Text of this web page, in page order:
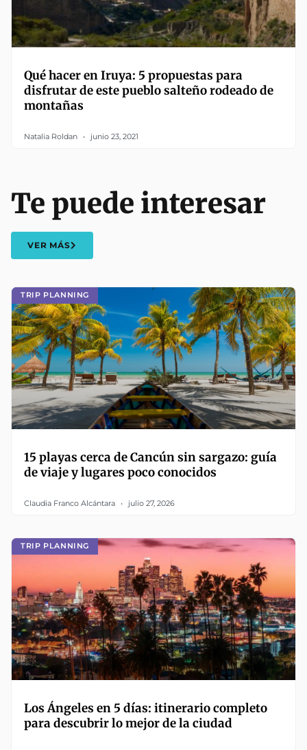
Qué hacer en Iruya: 5 propuestas para
disfrutar de este pueblo salteño rodeado de
montañas
Natalia Roldan junio 23, 2021
TRIP PLANNING
15 playas cerca de Cancún sin sargazo: guía
de viaje y lugares poco conocidos
Claudia Franco Alcántara julio 27, 2026
TRIP PLANNING
Los Ángeles en 5 días: itinerario completo
para descubrir lo mejor de la ciudad
Te puede interesar
VER MÁS